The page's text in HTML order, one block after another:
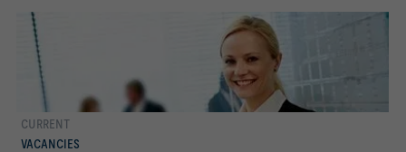
CURRENT
VACANCIES
Još